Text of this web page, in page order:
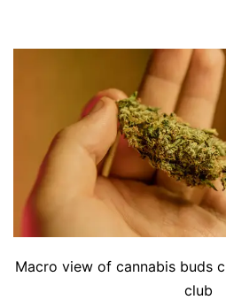
Macro view of cannabis buds
club